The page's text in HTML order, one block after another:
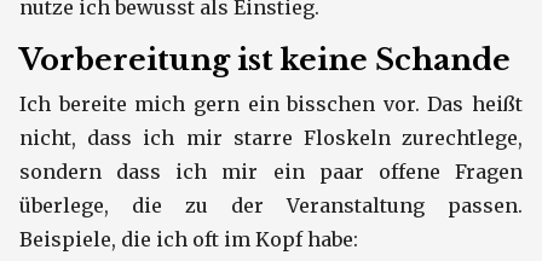
nutze ich bewusst als Einstieg.
Vorbereitung ist keine Schande
Ich bereite mich gern ein bisschen vor. Das heißt
nicht, dass ich mir starre Floskeln zurechtlege,
sondern dass ich mir ein paar offene Fragen
überlege, die zu der Veranstaltung passen.
Beispiele, die ich oft im Kopf habe: